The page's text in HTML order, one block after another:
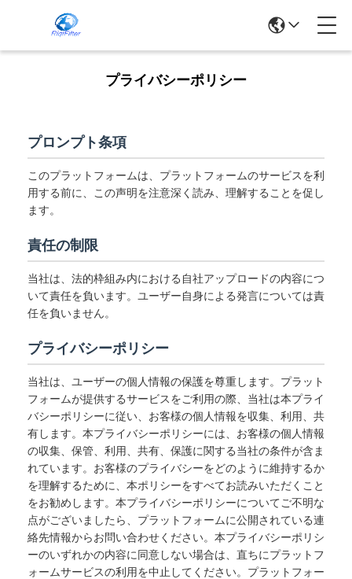
プライバシーポリシー
プロンプト条項
このプラットフォームは、プラットフォームのサービスを利
用する前に、この声明を注意深く読み、理解することを促し
ます。
責任の制限
当社は、法的枠組み内における自社アップロードの内容につ
いて責任を負います。ユーザー自身による発言については責
任を負いません。
プライバシーポリシー
当社は、ユーザーの個人情報の保護を尊重します。プラット
フォームが提供するサービスをご利用の際、当社は本プライ
バシーポリシーに従い、お客様の個人情報を収集、利用、共
有します。本プライバシーポリシーには、お客様の個人情報
の収集、保管、利用、共有、保護に関する当社の条件が含ま
れています。お客様のプライバシーをどのように維持するか
を理解するために、本ポリシーをすべてお読みいただくこと
をお勧めします。本プライバシーポリシーについてご不明な
点がございましたら、プラットフォームに公開されている連
絡先情報からお問い合わせください。本プライバシーポリシ
ーのいずれかの内容に同意しない場合は、直ちにプラットフ
ォームサービスの利用を中止してください。プラットフォー